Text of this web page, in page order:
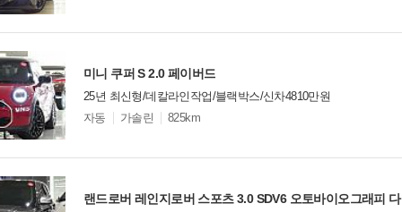
션
미니 쿠퍼 S 2.0 페이버드
25년 최신형/데칼라인작업/블랙박스/신차4810만원
모
션
자동 가솔린 825km
랜드로버 레인지로버 스포츠 3.0 SDV6 오토바이오그래피